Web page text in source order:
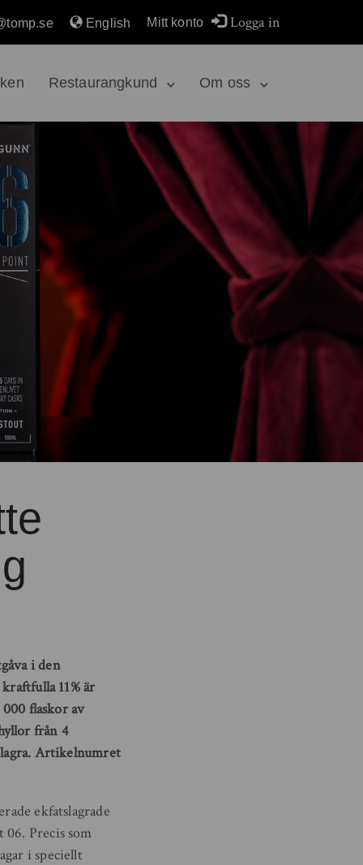
Restaurangkund Om oss
English Mitt konto Logga in
i den
11% är
flaskor av
från 4
Artikelnumret
ekfatslagrade
Precis som
i speciellt